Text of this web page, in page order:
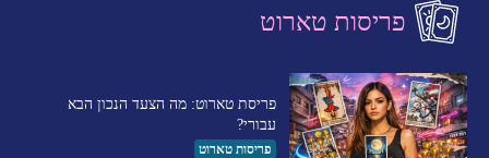
פריסות טארוט
פריסת טארוט: מה הצעד הנכון הבא
עבורי?
פריסות טארוט